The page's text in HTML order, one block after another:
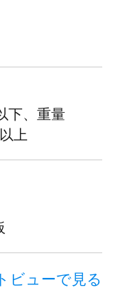
下、重量
上
ビューで見る